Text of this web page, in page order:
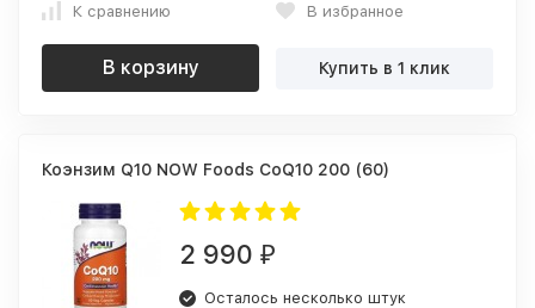
К сравнению В избранное
В корзину Купить в 1 клик
Коэнзим Q10 NOW Foods CoQ10 200 (60)
2 990 ₽
Осталось несколько штук